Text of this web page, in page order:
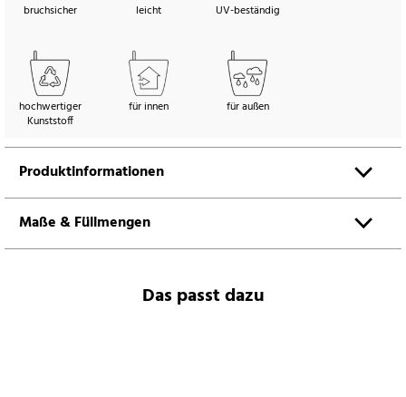
bruchsicher leicht UV-beständig
hochwertiger
Kunststoff
für innen für außen
Produktinformationen
Maße & Füllmengen
Das passt dazu